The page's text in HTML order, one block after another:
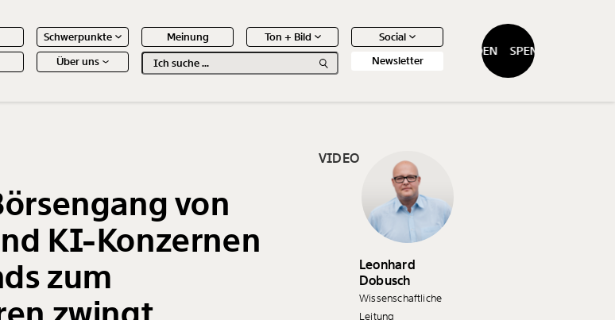
Schwerpunkte Meinung Ton + Bild
Social
Über uns Newsletter
SPENDEN SPENDEN
Artikel
von
KI-Konzernen
zum
VIDEO
Leonhard
Dobusch
Wissenschaftliche
Leitung